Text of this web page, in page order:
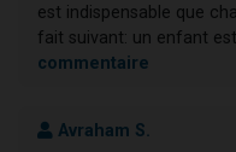
est indispensable que
fait suivant: un enfant est
commentaire
Avraham S.